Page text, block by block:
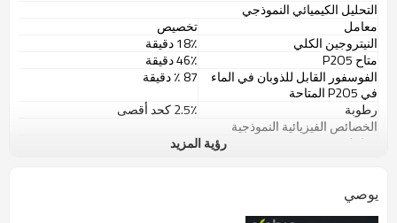
التحليل الكيميائي النموذجي
معامل
تخصيص
النيتروجين الكلي
18٪ دقيقة
متاح P2O5
46٪ دقيقة
الفوسفور القابل للذوبان في الماء
في P2O5 المتاحة
87 ٪دقيقة
رطوبة
2.5٪ كحد أقصى
الخصائص الفيزيائية النموذجية
معامل
تخصيص
زاوية الاستراحة ، درجات
رؤية المزيد
يوصي